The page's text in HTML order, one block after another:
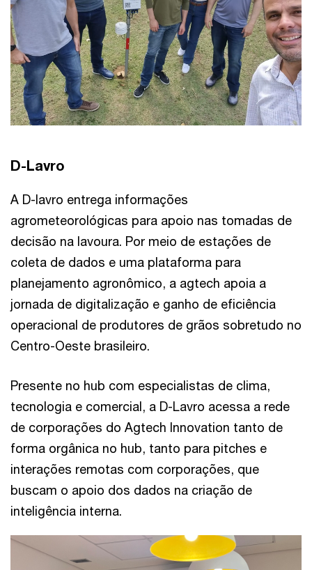
D-Lavro
A D-lavro entrega informações
agrometeorológicas para apoio nas tomadas de
decisão na lavoura. Por meio de estações de
coleta de dados e uma plataforma para
planejamento agronômico, a agtech apoia a
jornada de digitalização e ganho de eficiência
operacional de produtores de grãos sobretudo no
Centro-Oeste brasileiro.
Presente no hub com especialistas de clima,
tecnologia e comercial, a D-Lavro acessa a rede
de corporações do Agtech Innovation tanto de
forma orgânica no hub, tanto para pitches e
interações remotas com corporações, que
buscam o apoio dos dados na criação de
inteligência interna.